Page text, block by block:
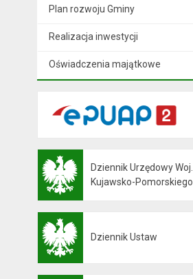
Plan rozwoju Gminy
Realizacja inwestycji
Oświadczenia majątkowe
Dziennik Urzędowy Woj.
Kujawsko-Pomorskiego
Dziennik Ustaw